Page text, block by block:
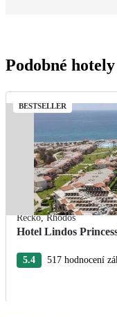
Podobné
BESTSELLER
Řecko,Rhodos
Hotel Lindos
5.4
517 hodnocení